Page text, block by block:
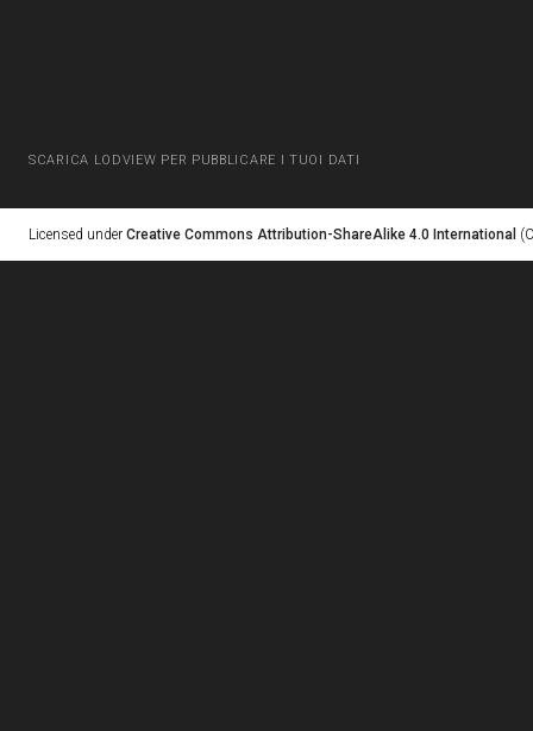
SCARICA LODVIEW PER PUBBLICARE I TUOI DATI
Licensed under Creative Commons Attribution-ShareAlike 4.0 International